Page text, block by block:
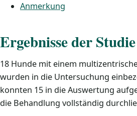
Anmerkung
Ergebnisse der Studie
18 Hunde mit einem
wurden in die Untersuchung
konnten 15 in die Auswertung
die Behandlung vollständig